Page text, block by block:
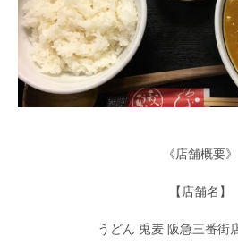
《店舗概要》
【店舗名】
うどん 兎麦 阪急三番街